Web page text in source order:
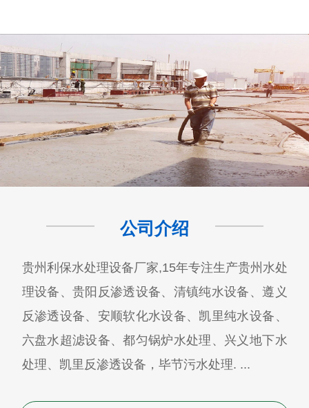
公司介绍
贵州利保水处理设备厂家,15年专注生产贵州水处
理设备、贵阳反渗透设备、清镇纯水设备、遵义
反渗透设备、安顺软化水设备、凯里纯水设备、
六盘水超滤设备、都匀锅炉水处理、兴义地下水
处理、凯里反渗透设备，毕节污水处理. ...